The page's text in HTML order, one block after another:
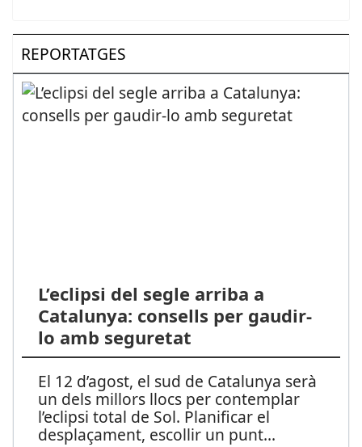
REPORTATGES
L’eclipsi del segle arriba a
Catalunya: consells per gaudir-
lo amb seguretat
El 12 d’agost, el sud de Catalunya serà
un dels millors llocs per contemplar
l’eclipsi total de Sol. Planificar el
desplaçament, escollir un punt...